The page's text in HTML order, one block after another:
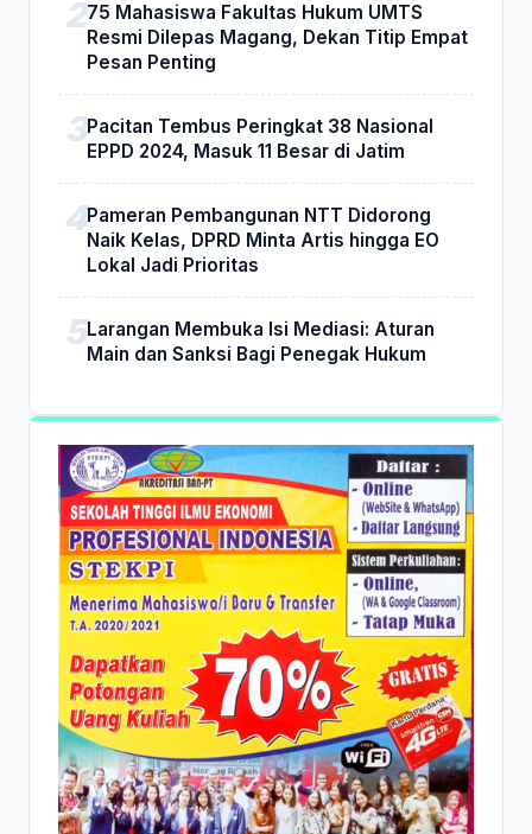
75 Mahasiswa Fakultas Hukum UMTS
Resmi Dilepas Magang, Dekan Titip Empat
Pesan Penting
Pacitan Tembus Peringkat 38 Nasional
EPPD 2024, Masuk 11 Besar di Jatim
Pameran Pembangunan NTT Didorong
Naik Kelas, DPRD Minta Artis hingga EO
Lokal Jadi Prioritas
Larangan Membuka Isi Mediasi: Aturan
Main dan Sanksi Bagi Penegak Hukum